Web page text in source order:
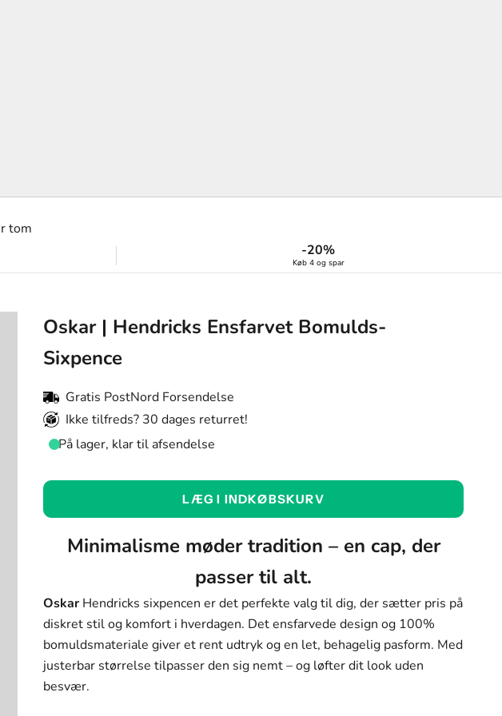
tom
-20%
Køb 4 og spar
Oskar | Hendricks Ensfarvet Bomulds-
Sixpence
Gratis PostNord Forsendelse
Ikke tilfreds? 30 dages returret!
På lager, klar til afsendelse
Farve:
Farve
Sort
Mørkegrå
Lysegrå
Størrelse:
Størrelse
55-60cm (Justerbar)
LÆG I INDKØBSKURV
Minimalisme møder tradition – en cap, der
passer til alt.
Oskar Hendricks sixpencen er det perfekte valg til dig, der sætter pris på
diskret stil og komfort i hverdagen. Det ensfarvede design og 100%
bomuldsmateriale giver et rent udtryk og en let, behagelig pasform. Med
justerbar størrelse tilpasser den sig nemt – og løfter dit look uden
besvær.